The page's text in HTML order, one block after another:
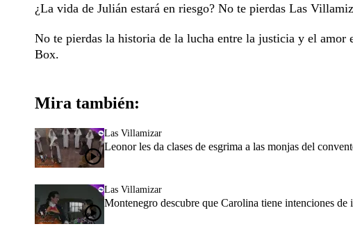
¿La vida de Julián estará en riesgo? No te pierdas Las
No te pierdas la historia de la lucha entre la justicia y el amor
Box.
Mira también:
Las Villamizar
Leonor les da clases de esgrima a las monjas del
Las Villamizar
Montenegro descubre que Carolina tiene intenciones de